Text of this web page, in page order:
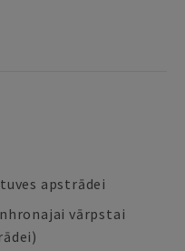
apstrādei
vārpstai